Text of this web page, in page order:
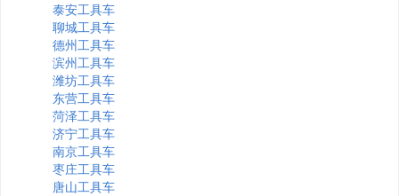
泰安工具车
聊城工具车
德州工具车
滨州工具车
潍坊工具车
东营工具车
菏泽工具车
济宁工具车
南京工具车
枣庄工具车
唐山工具车